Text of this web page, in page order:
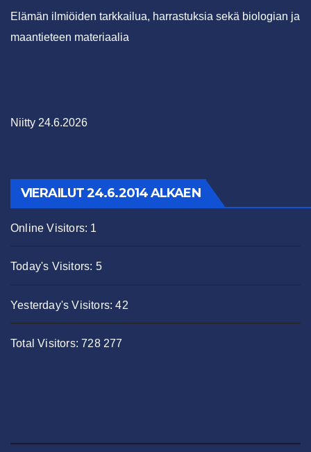
Elämän ilmiöiden tarkkailua, harrastuksia sekä biologian ja
maantieteen materiaalia
Niitty 24.6.2026
VIERAILUT 24.6.2014 ALKAEN
Online Visitors: 1
Today's Visitors: 5
Yesterday's Visitors:42
Total Visitors:728 277